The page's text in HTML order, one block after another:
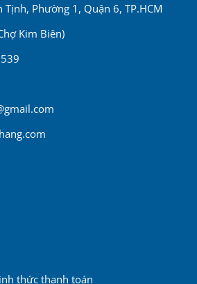
Phường 1, Quận 6, TP.HCM
Kim Biên)
539
thức thanh toán